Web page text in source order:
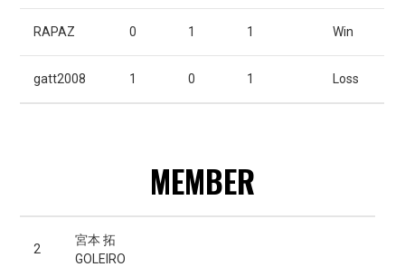
RAPAZ 0 1 1 Win
gatt2008 1 0 1 Loss
MEMBER
2
宮本 拓
GOLEIRO